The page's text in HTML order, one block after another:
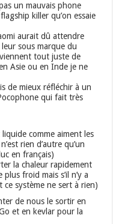
un mauvais phone
killer qu’on essaie
aurait dû attendre
sous marque du
tout juste de
Asie ou en Inde je ne
de mieux réfléchir à un
qui fait très
comme aiment les
rien d’autre qu’un
en français)
la chaleur rapidement
froid mais s’il n’y a
système ne sert à rien)
de nous le sortir en
et en kevlar pour la